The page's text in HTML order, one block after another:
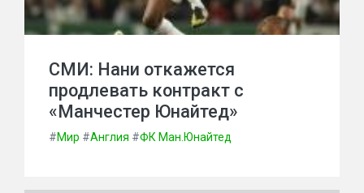
СМИ: Нани откажется
продлевать контракт с
«Манчестер Юнайтед»
#Мир #Англия #ФК Ман.Юнайтед